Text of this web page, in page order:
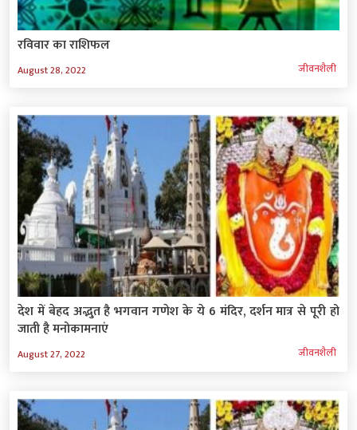
रविवार का राशिफल
August 28, 2022 जीवनशैली
देश में बेहद अद्भुत है भगवान गणेश के ये 6 मंदिर, दर्शन मात्र से पूरी हो
जाती है मनोकामनाएं
August 27, 2022 जीवनशैली